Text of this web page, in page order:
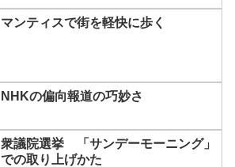
マンティスで街を軽快に歩く
NHKの偏向報道の巧妙さ
衆議院選挙 「サンデーモーニング」
での取り上げかた